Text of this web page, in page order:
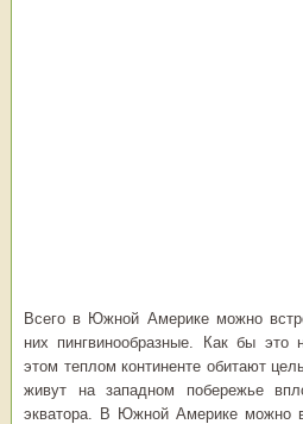
Всего в Южной Америке можно
них пингвинообразные. Как бы
этом теплом континенте обитают
живут на западном побережье
экватора. В Южной Америке можно